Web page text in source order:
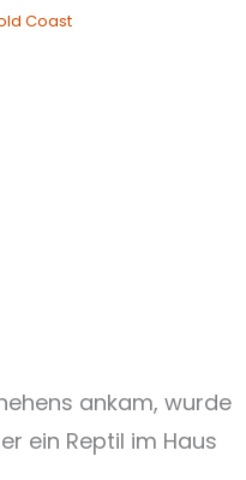
Coast
ankam, wurde
ein Reptil im Haus